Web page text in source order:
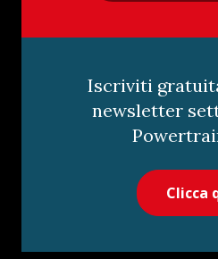
Iscriviti
newsletter
Clicca